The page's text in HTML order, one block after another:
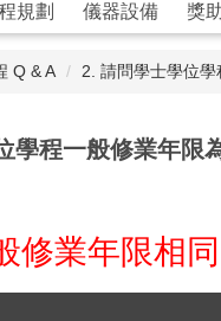
規劃 儀器設備 獎
Q & A 2. 請問學士學位
學程一般修業年限
修業年限相同